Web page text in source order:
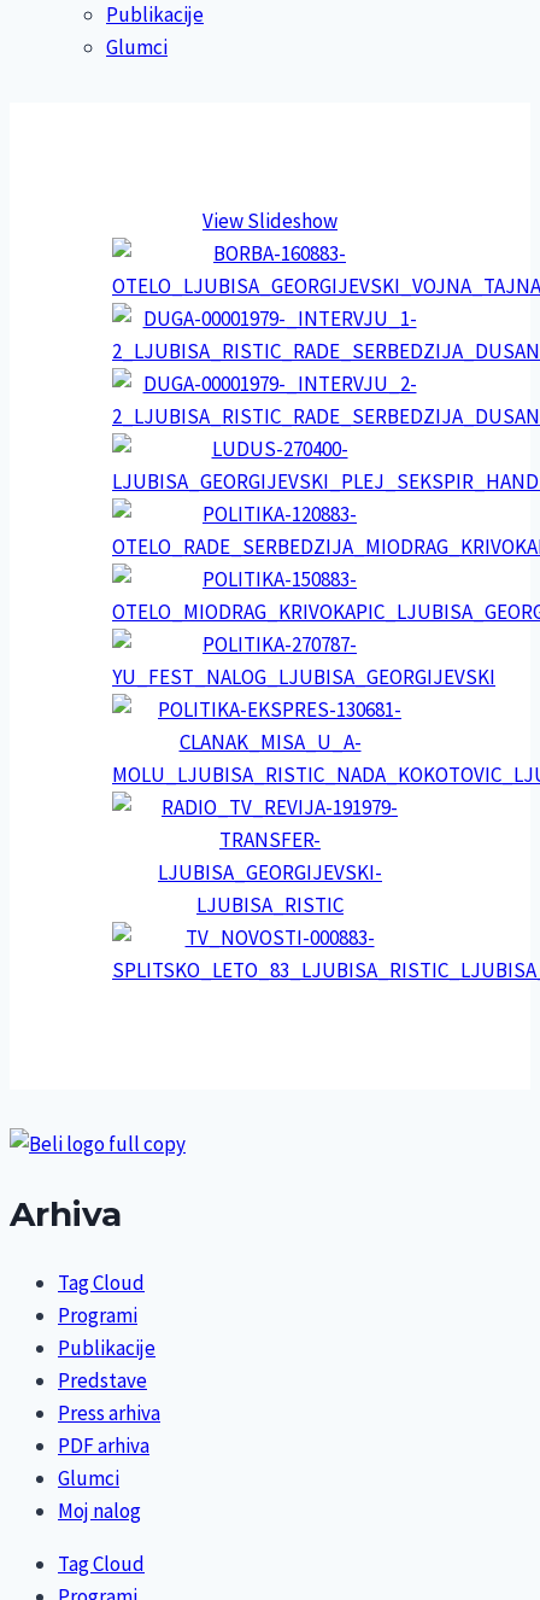
Publikacije
Glumci
View Slideshow
Arhiva
Tag Cloud
Programi
Publikacije
Predstave
Press arhiva
PDF arhiva
Glumci
Moj nalog
Tag Cloud